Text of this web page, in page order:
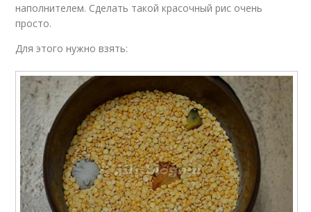
наполнителем. Сделать такой красочный рис очень
просто.
Для этого нужно взять: